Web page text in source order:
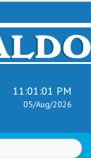
11:01:02 PM
05/Aug/2026